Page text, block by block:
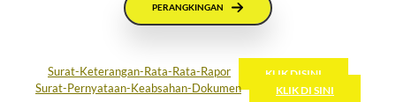
PERANGKINGAN
Surat-Keterangan-Rata-Rata-Rapor KLIK DISINI
Surat-Pernyataan-Keabsahan-Dokumen KLIK DI SINI